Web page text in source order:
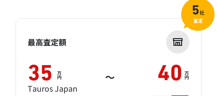
最高査定額
35 万
円 ～ 40 万
円
Tauros Japan
5社
査定